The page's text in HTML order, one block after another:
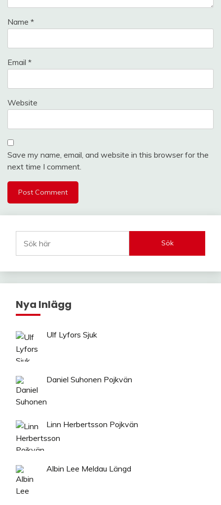
Name *
Email *
Website
Save my name, email, and website in this browser for the
next time I comment.
Sök
Nya Inlägg
Ulf Lyfors Sjuk
Daniel Suhonen Pojkvän
Linn Herbertsson Pojkvän
Albin Lee Meldau Längd